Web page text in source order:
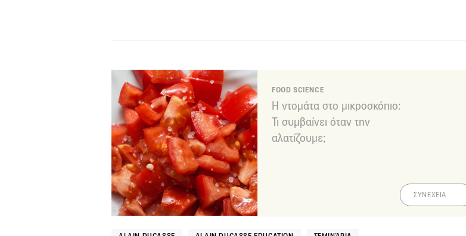
FOOD SCIENCE
Η ντομάτα στο μικροσκόπιο:
Τι συμβαίνει όταν την
αλατίζουμε;
ΣΥΝΕΧΕΙΑ